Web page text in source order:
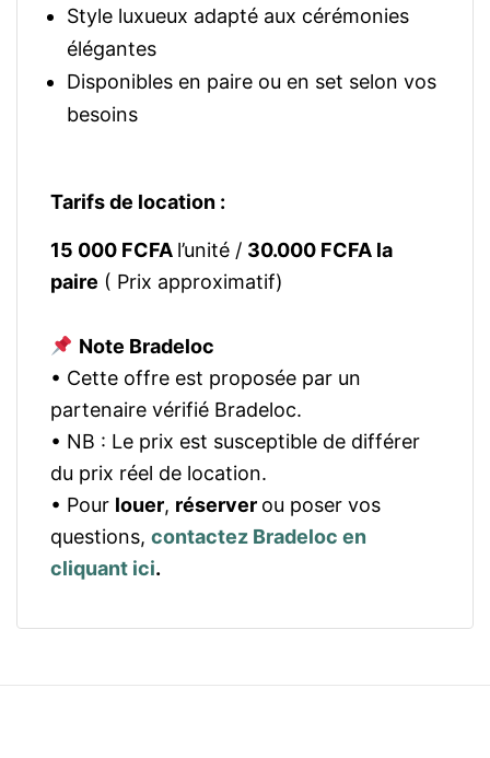
Style luxueux adapté aux cérémonies
élégantes
Disponibles en paire ou en set selon vos
besoins
Tarifs de location :
15 000 FCFA l’unité / 30.000 FCFA la
paire ( Prix approximatif)
Note Bradeloc
• Cette offre est proposée par un
partenaire vérifié Bradeloc.
• NB : Le prix est susceptible de différer
du prix réel de location.
• Pour louer, réserver ou poser vos
questions, contactez Bradeloc en
cliquant ici.